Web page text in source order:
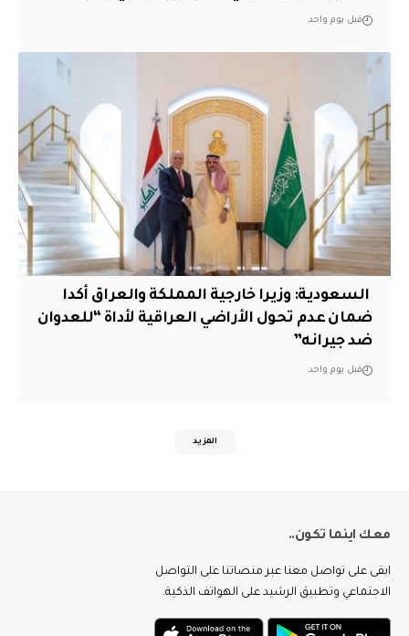
قبل يوم واحد
‏ السعودية: وزيرا خارجية المملكة والعراق أكدا
ضمان عدم تحول الأراضي العراقية لأداة “للعدوان
ضد جيرانه”
قبل يوم واحد
المزيد
معك اينما تكون..
ابقى على تواصل معنا عبر منصاتنا على التواصل
الاجتماعي وتطبيق الرشيد على الهواتف الذكية.